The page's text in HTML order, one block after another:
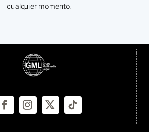
cualquier momento.